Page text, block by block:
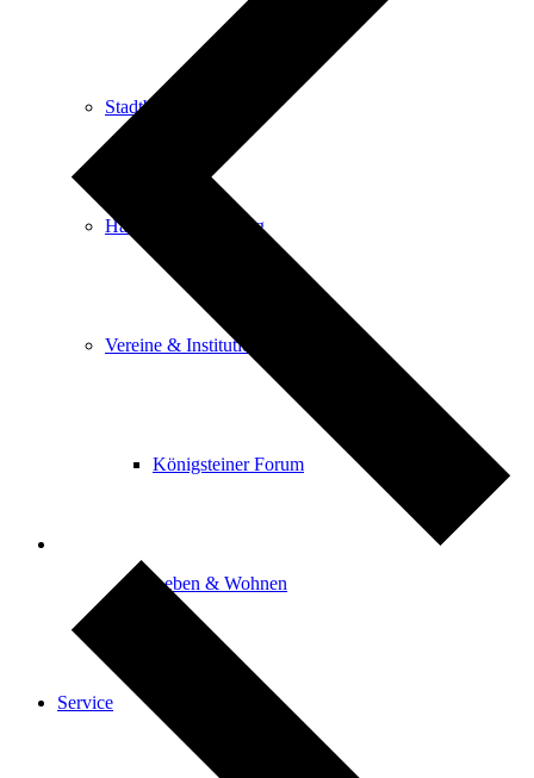
Stadtbibliothek
Haus der Begegnung
Vereine & Institutionen
Königsteiner Forum
Leben & Wohnen
Service